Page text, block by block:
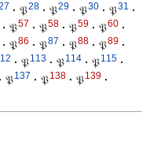
· 𝔓28 · 𝔓29 · 𝔓30 · 𝔓31
·
· 𝔓57 · 𝔓58 · 𝔓59 · 𝔓60 ·
· 𝔓86 · 𝔓87 · 𝔓88 · 𝔓89 ·
· 𝔓113 · 𝔓114 · 𝔓115 ·
· 𝔓137 · 𝔓138 · 𝔓139 ·